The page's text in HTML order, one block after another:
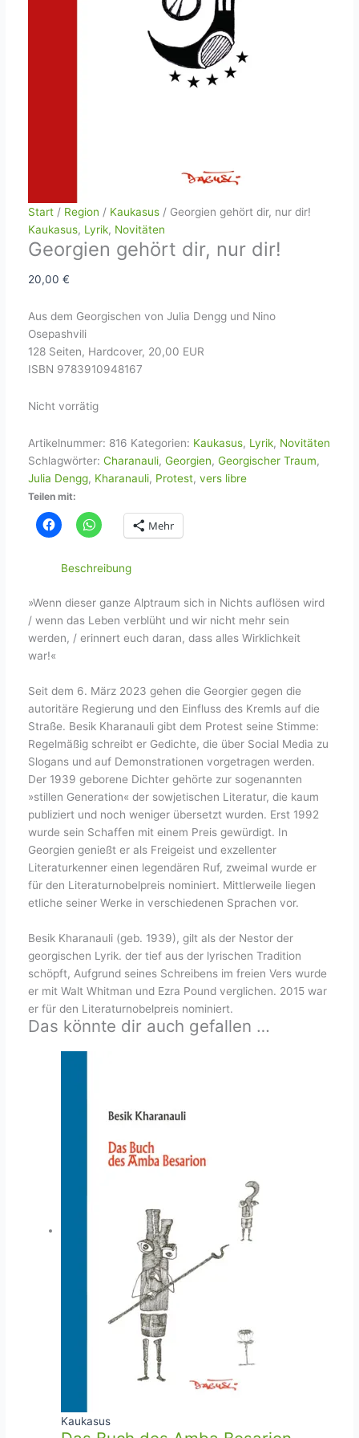
Start/ Region / Kaukasus/ Georgien gehört dir, nur dir!
Kaukasus, Lyrik, Novitäten
Georgien gehört dir, nur dir!
20,00 €
Aus dem Georgischen von Julia Dengg und Nino
Osepashvili
128 Seiten, Hardcover, 20,00 EUR
ISBN 9783910948167
Nicht vorrätig
Artikelnummer: 816 Kategorien: Kaukasus, Lyrik, Novitäten
Schlagwörter: Charanauli, Georgien, Georgischer Traum,
Julia Dengg, Kharanauli, Protest, vers libre
Teilen mit:
Mehr
Beschreibung
»Wenn dieser ganze Alptraum sich in Nichts auflösen wird
/ wenn das Leben verblüht und wir nicht mehr sein
werden, / erinnert euch daran, dass alles Wirklichkeit
war!«
Seit dem 6. März 2023 gehen die Georgier gegen die
autoritäre Regierung und den Einfluss des Kremls auf die
Straße. Besik Kharanauli gibt dem Protest seine Stimme:
Regelmäßig schreibt er Gedichte, die über Social Media zu
Slogans und auf Demonstrationen vorgetragen werden.
Der 1939 geborene Dichter gehörte zur sogenannten
»stillen Generation« der sowjetischen Literatur, die kaum
publiziert und noch weniger übersetzt wurden. Erst 1992
wurde sein Schaffen mit einem Preis gewürdigt. In
Georgien genießt er als Freigeist und exzellenter
Literaturkenner einen legendären Ruf, zweimal wurde er
für den Literaturnobelpreis nominiert. Mittlerweile liegen
etliche seiner Werke in verschiedenen Sprachen vor.
Besik Kharanauli (geb. 1939), gilt als der Nestor der
georgischen Lyrik. der tief aus der lyrischen Tradition
schöpft, Aufgrund seines Schreibens im freien Vers wurde
er mit Walt Whitman und Ezra Pound verglichen. 2015 war
er für den Literaturnobelpreis nominiert.
Das könnte dir auch gefallen …
Kaukasus